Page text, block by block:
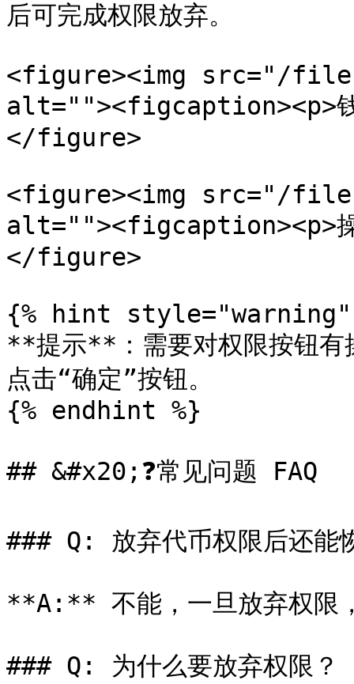
后可完成权限放弃。
<figure><img src="/
alt=""><figcaption><p>
</figure>
<figure><img src="/files/
alt=""><figcaption><p>
</figure>
{% hint style="warning"
**提示**：需要对权限按钮有
点击“确定”按钮。
{% endhint %}
## &#x20;❓常见问题 FAQ
### Q: 放弃代币权限后还能
**A:** 不能，一旦放弃权限
### Q: 为什么要放弃权限？